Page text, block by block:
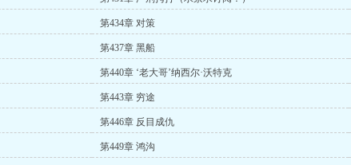
第434章 对策
第437章 黑船
第440章 ‘老大哥’纳西尔·沃特克
第443章 穷途
第446章 反目成仇
第449章 鸿沟